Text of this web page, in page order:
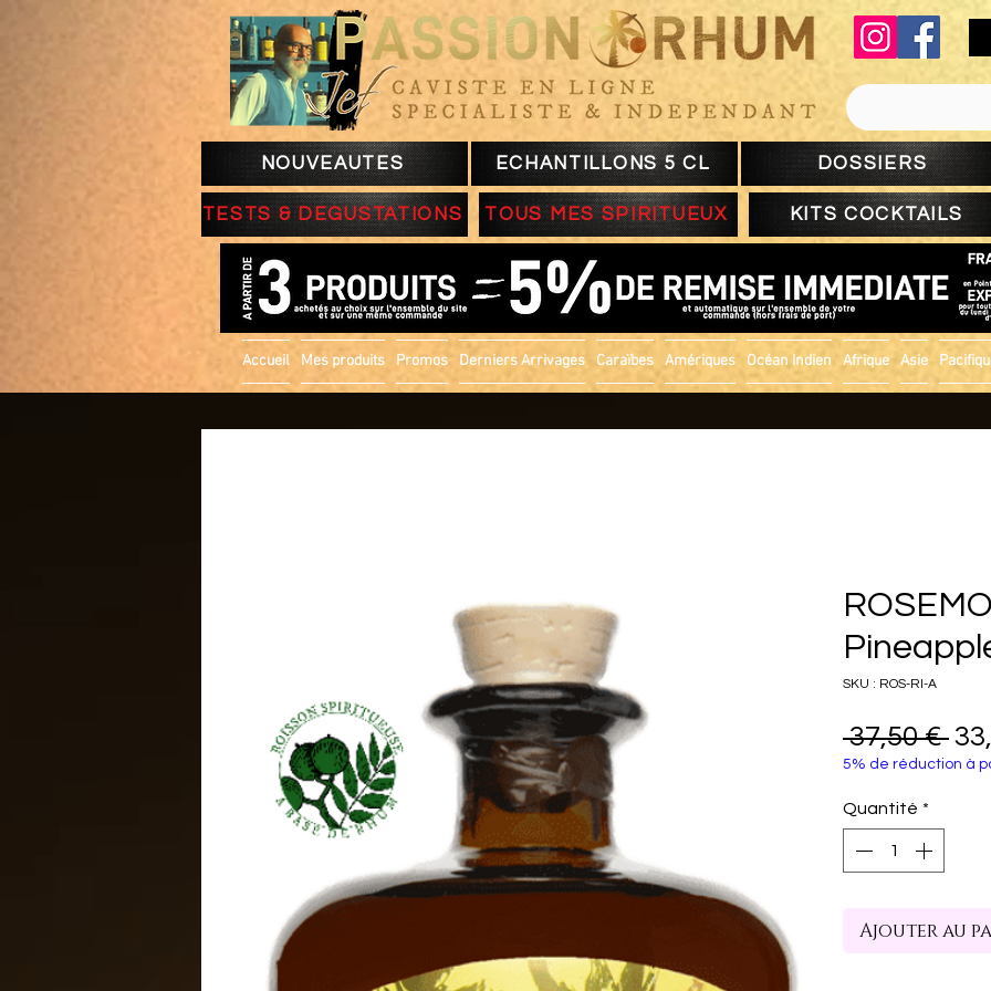
NOUVEAUTES ECHANTILLONS 5 CL DOSSIERS
TESTS & DEGUSTATIONS TOUS MES SPIRITUEUX KITS COCKTAILS
Accueil Mes produits Promos Derniers Arrivages Caraïbes Amériques Océan Indien Afrique Asie
SKU : ROS-RI-A
37,50 €
5% de réduction à
Quantité *
Ajouter au